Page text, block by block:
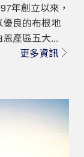
年創立以來，
良的布根地
產區五大...
更多資訊